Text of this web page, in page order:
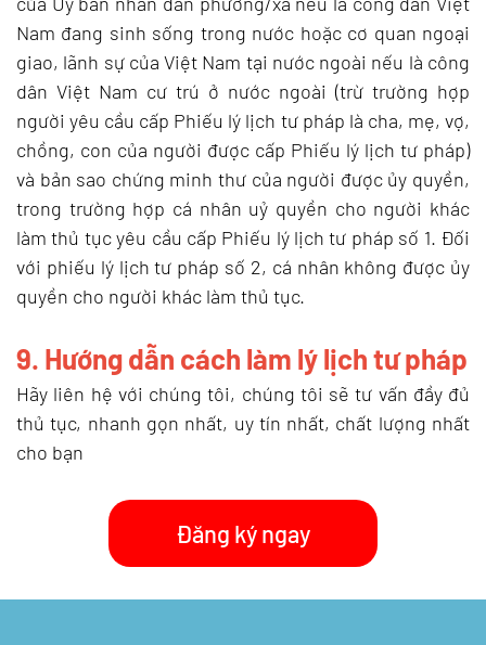
Nam đang sinh sống trong nước hoặc cơ quan ngoại
giao, lãnh sự của Việt Nam tại nước ngoài nếu là công
dân Việt Nam cư trú ở nước ngoài (trừ trường hợp
người yêu cầu cấp Phiếu lý lịch tư pháp là cha, mẹ, vợ,
chồng, con của người được cấp Phiếu lý lịch tư pháp)
và bản sao chứng minh thư của người được ủy quyền,
trong trường hợp cá nhân uỷ quyền cho người khác
làm thủ tục yêu cầu cấp Phiếu lý lịch tư pháp số 1. Đối
với phiếu lý lịch tư pháp số 2, cá nhân không được ủy
quyền cho người khác làm thủ tục.
9. Hướng dẫn cách làm lý lịch tư pháp
Hãy liên hệ với chúng tôi, chúng tôi sẽ tư vấn đầy đủ
thủ tục, nhanh gọn nhất, uy tín nhất, chất lượng nhất
cho bạn
Đăng ký ngay